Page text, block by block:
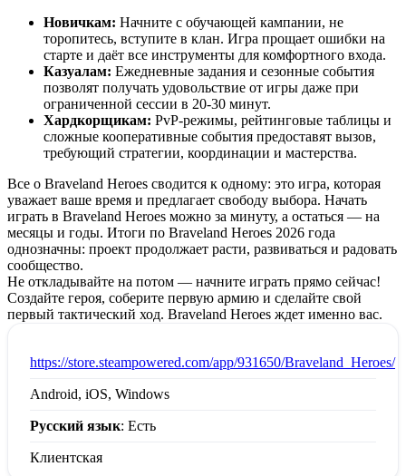
Новичкам: Начните с обучающей кампании, не
торопитесь, вступите в клан. Игра прощает ошибки на
старте и даёт все инструменты для комфортного входа.
Казуалам: Ежедневные задания и сезонные события
позволят получать удовольствие от игры даже при
ограниченной сессии в 20-30 минут.
Хардкорщикам: PvP-режимы, рейтинговые таблицы и
сложные кооперативные события предоставят вызов,
требующий стратегии, координации и мастерства.
Все о Braveland Heroes сводится к одному: это игра, которая
уважает ваше время и предлагает свободу выбора. Начать
играть в Braveland Heroes можно за минуту, а остаться — на
месяцы и годы. Итоги по Braveland Heroes 2026 года
однозначны: проект продолжает расти, развиваться и радовать
сообщество.
Не откладывайте на потом — начните играть прямо сейчас!
Создайте героя, соберите первую армию и сделайте свой
первый тактический ход. Braveland Heroes ждет именно вас.
https://store.steampowered.com/app/931650/Braveland_Heroes/
Android, iOS, Windows
Русский язык: Есть
Клиентская